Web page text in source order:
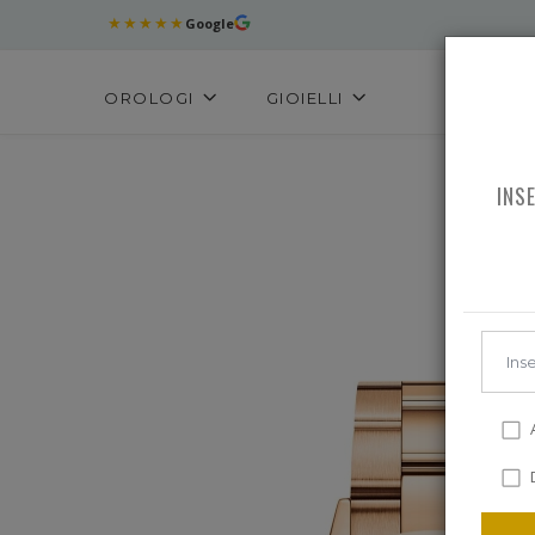
★★★★★ Google
OROLOGI GIOIELLI